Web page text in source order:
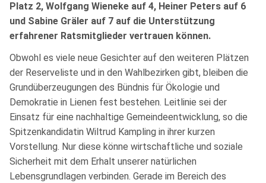
Platz 2, Wolfgang Wieneke auf 4, Heiner Peters auf 6
und Sabine Gräler auf 7 auf die Unterstützung
erfahrener Ratsmitglieder vertrauen können.
Obwohl es viele neue Gesichter auf den weiteren Plätzen
der Reserveliste und in den Wahlbezirken gibt, bleiben die
Grundüberzeugungen des Bündnis für Ökologie und
Demokratie in Lienen fest bestehen. Leitlinie sei der
Einsatz für eine nachhaltige Gemeindeentwicklung, so die
Spitzenkandidatin Wiltrud Kampling in ihrer kurzen
Vorstellung. Nur diese könne wirtschaftliche und soziale
Sicherheit mit dem Erhalt unserer natürlichen
Lebensgrundlagen verbinden. Gerade im Bereich des